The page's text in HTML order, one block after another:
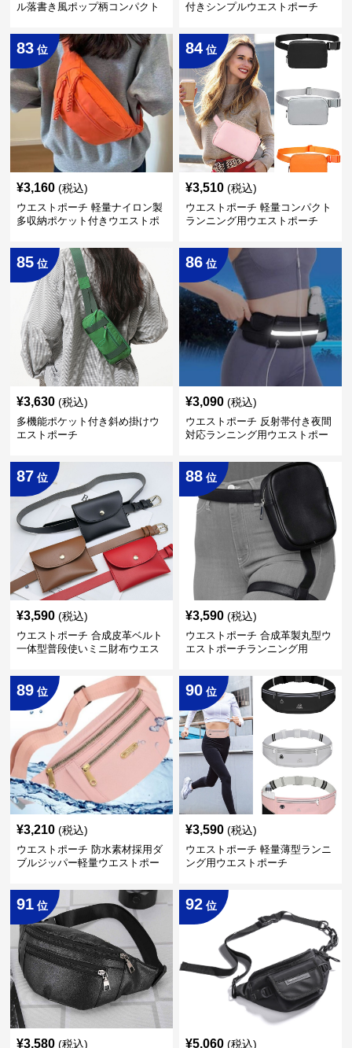
ル落書き風ポップ柄コンパクト
付きシンプルウエストポーチ
83 位
¥3,160 (税込)
ウエストポーチ 軽量ナイロン製
多収納ポケット付きウエストポ
84 位
¥3,510 (税込)
ウエストポーチ 軽量コンパクト
ランニング用ウエストポーチ
85 位
¥3,630 (税込)
多機能ポケット付き斜め掛けウ
エストポーチ
86 位
¥3,090 (税込)
ウエストポーチ 反射帯付き夜間
対応ランニング用ウエストポー
87 位
¥3,590 (税込)
ウエストポーチ 合成皮革ベルト
一体型普段使いミニ財布ウエス
88 位
¥3,590 (税込)
ウエストポーチ 合成革製丸型ウ
エストポーチランニング用
89 位
¥3,210 (税込)
ウエストポーチ 防水素材採用ダ
ブルジッパー軽量ウエストポー
90 位
¥3,590 (税込)
ウエストポーチ 軽量薄型ランニ
ング用ウエストポーチ
91 位
¥3,580 (税込)
92 位
¥5,060 (税込)